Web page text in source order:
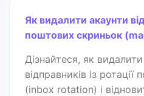
Як видалити акаунти
поштових скриньок
Дізнайтеся, як
відправників із
(inbox rotation) і